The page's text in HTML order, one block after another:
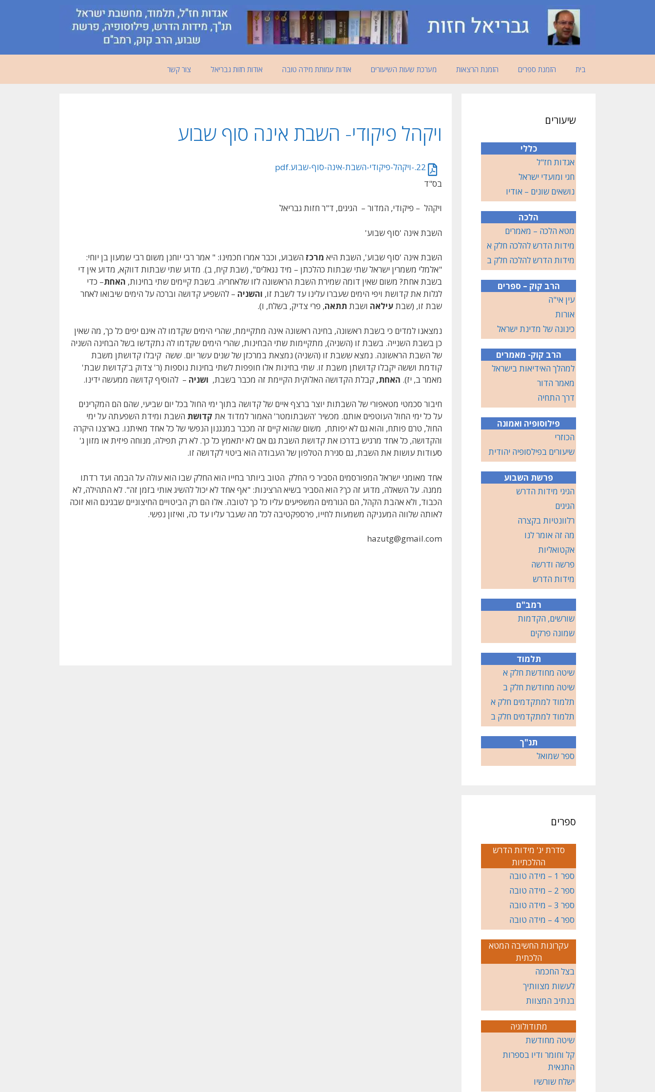
בית הזמנת ספרים הזמנת הרצאות מערכת שעות השיעורים אודות עמותת מידה טובה אודות חזות גבריאל צור קשר
ויקהל פיקודי- השבת אינה סוף שבוע
22.-ויקהל-פיקודי-השבת-אינה-סוף-שבוע.pdf
בס"ד
ויקהל – פיקודי, המדור – הגיגים, ד"ר חזות גבריאל
השבת אינה 'סוף שבוע'
השבת אינה 'סוף שבוע', השבת היא מרכז השבוע, וכבר אמרו חכמינו: " אמר רבי יוחנן משום רבי שמעון בן יוחי:
"אלמלי משמרין ישראל שתי שבתות כהלכתן – מיד נגאלים", (שבת קיח, ב). מדוע שתי שבתות דווקא, מדוע אין די
בשבת אחת? משום שאין דומה שמירת השבת הראשונה לזו שלאחריה. בשבת קיימים שתי בחינות, האחת– כדי
לגלות את קדושת ויפי הימים שעברו עלינו עד לשבת זו, והשניה – להשפיע קדושה וברכה על הימים שיבואו לאחר
שבת זו, (שבתעילאה ושבת תתאה, פרי צדיק, בשלח, ו).
נמצאנו למדים כי בשבת ראשונה, בחינה ראשונה אינה מתקיימת, שהרי הימים שקדמו לה אינם יפים כל כך, מה שאין
כן בשבת השנייה. בשבת זו (השניה), מתקיימות שתי הבחינות, שהרי הימים שקדמו לה נתקדשו בשל הבחינה השניה
של השבת הראשונה. נמצא ששבת זו (השניה) נמצאת במרכזן של שנים עשר יום. ששה קיבלו קדושתן משבת
קודמת וששה יקבלו קדושתן משבת זו. שתי בחינות אלו חופפות לשתי בחינות נוספות (ר' צדוק ב'קדושת שבת'
מאמר ב, יז). האחת, קבלת הקדושה האלוקית הקיימת זה מכבר בשבת, ושניה – להוסיף קדושה ממעשה ידינו.
חיבור סכמטי מטאפורי של השבתות יוצר ברצף איים של קדושה בתוך ימי החול בכל יום שביעי, שהם הם המקרינים
על כל ימי החול העוטפים אותם. מכשיר 'השבתומטר' האמור למדוד את קדושת השבת ומידת השפעתה על ימי
החול, טרם פותח, והוא גם לא יפותח, משום שהוא קיים זה מכבר במנגנון הנפשי של כל אחד מאיתנו. בארצנו היקרה
והקדושה, כל אחד מרגיש בדרכו את קדושת השבת גם אם לא יתאמץ כל כך. לא רק תפילה, מנוחה פיזית או מזון ג'
סעודות עושות את השבת, גם סגירת הטלפון של העבודה הוא ביטוי לקדושה זו.
אחד מאומני ישראל המפורסמים הסביר כי החלק הטוב ביותר בחייו הוא החלק שבו הוא עולה על הבמה ועד רדתו
ממנה. על השאלה, מדוע זה כך? הוא הסביר בשיא הרצינות: "אף אחד לא יכול להשיג אותי בזמן זה". לא התהילה, לא
הכבוד, ולא אהבת הקהל, הם הגורמים המשפיעים עליו כל כך לטובה. אלו הם רק הביטויים החיצוניים שבגינם הוא זוכה
לאותה שלווה המעניקה משמעות לחייו, פרספקטיבה לכל מה שעבר עליו עד כה, ואיזון נפשי.
hazutg@gmail.com
שיעורים
כללי
אגדות חז"ל
חגי ומועדי ישראל
נושאים שונים – אודיו
הלכה
מטא הלכה – מאמרים
מידות הדרש להלכה חלק א
מידות הדרש להלכה חלק ב
הרב קוק – ספרים
עין אי"ה
אורות
כינונה של מדינת ישראל
הרב קוק- מאמרים
למהלך האידיאות בישראל
מאמר הדור
דרך התחיה
פילוסופיה ואמונה
הכוזרי
שיעורים בפילסופיה יהודית
פרשת השבוע
הגיגי מידות הדרש
הגיגים
רלוונטיות בקצרה
מה זה אומר לנו
אקטואליות
פרשה ודרשה
מידות הדרש
רמב"ם
שורשים, הקדמות
שמונה פרקים
תלמוד
שיטה מחודשת חלק א
שיטה מחודשת חלק ב
תלמוד למתקדמים חלק א
תלמוד למתקדמים חלק ב
תנ"ך
ספר שמואל
ספרים
סדרת יג' מידות הדרש
ההלכתיות
ספר 1 – מידה טובה
ספר 2 – מידה טובה
ספר 3 – מידה טובה
ספר 4 – מידה טובה
עקרונות החשיבה המטא
הלכתית
בצל החכמה
לעשות מצוותיך
בנתיב המצוות
מתודולוגיה
שיטה מחודשת
קל וחומר ודיו בספרות
התנאית
ישלח שורשיו